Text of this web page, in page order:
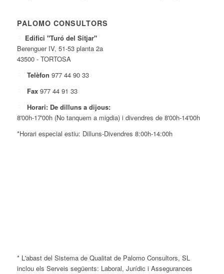
PALOMO CONSULTORS
Edifici "Turó del Sitjar"
Berenguer IV, 51-53 planta 2a
43500 - TORTOSA
Telèfon 977 44 90 33
Fax 977 44 91 33
Horari: De dilluns a dijous:
8'00h-17'00h (No tanquem a migdia) i divendres de 8'00h-14'00h
*Horari especial estiu: Dilluns-Divendres 8:00h-14:00h
* L'abast del Sistema de Qualitat de Palomo Consultors, SL
inclou els Serveis següents: Laboral, Jurídic i Assegurances